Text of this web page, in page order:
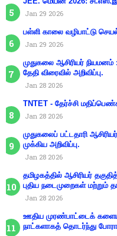
Jan 29 2026
பள்ளி காலை வழிபாட்டு
Jan 29 2026
முதுகலை ஆசிரியர் நியமனம்
தேதி விரைவில் அறிவிப்பு.
Jan 28 2026
TNTET - தேர்ச்சி
Jan 28 2026
முதுகலைப் பட்டதாரி
முக்கிய அறிவிப்பு.
Jan 28 2026
தமிழகத்தில் ஆசிரியர்
புதிய நடைமுறைகள் மற்றும்
Jan 28 2026
ஊதிய முரண்பாட்டைக்
நாட்களாகத் தொடர்ந்து